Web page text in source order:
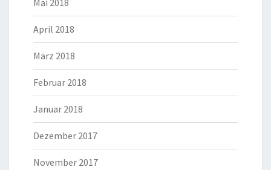
Mai 2018
April 2018
März 2018
Februar 2018
Januar 2018
Dezember 2017
November 2017